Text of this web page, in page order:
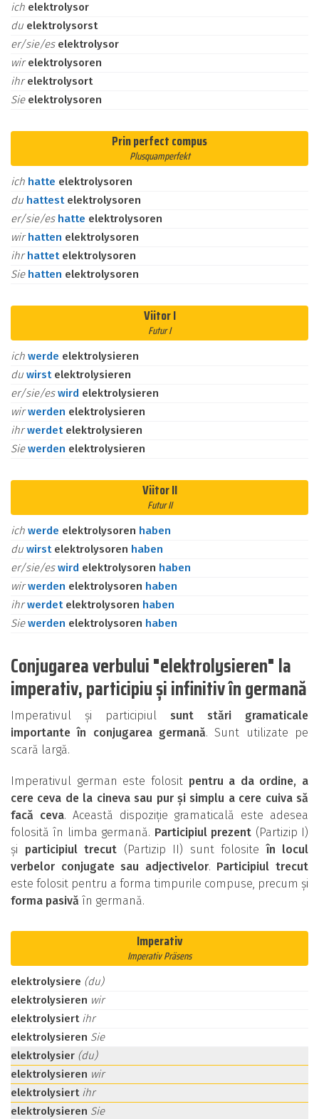
ich elektrolysor
du elektrolysorst
er/sie/es elektrolysor
wirelektrolysoren
ihrelektrolysort
Sie elektrolysoren
Prin perfect compus
Plusquamperfekt
ich hatte elektrolysoren
du hattest elektrolysoren
er/sie/es hatte elektrolysoren
wirhatten elektrolysoren
ihrhattet elektrolysoren
Sie hatten elektrolysoren
Viitor I
Futur I
ich werde elektrolysieren
du wirst elektrolysieren
er/sie/eswird elektrolysieren
wirwerden elektrolysieren
ihrwerdet elektrolysieren
Siewerden elektrolysieren
Viitor II
Futur II
ich werde elektrolysoren haben
du wirst elektrolysoren haben
er/sie/eswird elektrolysoren haben
wirwerden elektrolysoren haben
ihrwerdet elektrolysoren haben
Siewerden elektrolysoren haben
Conjugarea verbului "elektrolysieren" la
imperativ, participiu și infinitiv în germană
Imperativul și participiul sunt stări gramaticale
importante în conjugarea germană. Sunt utilizate pe
scară largă.
Imperativul german este folosit pentru a da ordine, a
cere ceva de la cineva sau pur și simplu a cere cuiva să
facă ceva. Această dispoziție gramaticală este adesea
folosită în limba germană. Participiul prezent (Partizip I)
și participiul trecut (Partizip II) sunt folositeîn locul
verbelor conjugate sau adjectivelor. Participiul trecut
este folosit pentru a forma timpurile compuse, precum și
forma pasivă în germană.
Imperativ
Imperativ Präsens
elektrolysiere (du)
elektrolysieren wir
elektrolysiert ihr
elektrolysieren Sie
elektrolysier (du)
elektrolysieren wir
elektrolysiert ihr
elektrolysieren Sie